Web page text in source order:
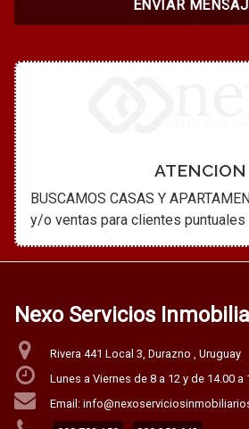
ENVIAR
ATENCION
BUSCAMOS CASAS Y
y/o ventas para clientes puntuales
Nexo Servicios
Rivera 441 Local 3, Durazno , Uruguay
Lunes a Viernes de 8 a 12 y de 14.00 a
Email: